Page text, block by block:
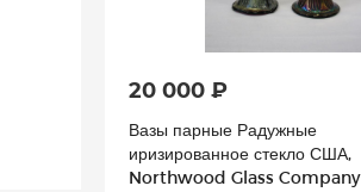
20 000 ₽
Вазы парные Радужные
иризированное стекло США,
Northwood Glass Company